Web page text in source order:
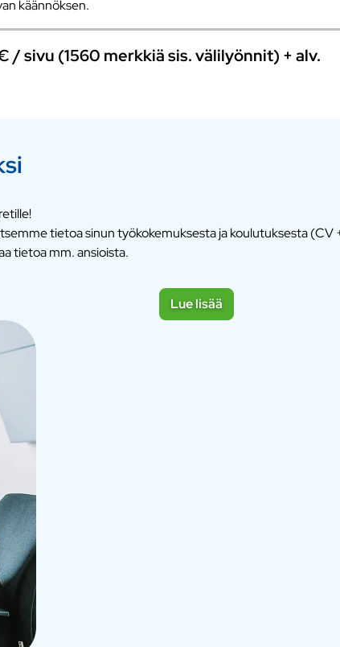
käännöksen.
/ sivu (1560 merkkiä sis. välilyönnit) + alv.
tietoa sinun työkokemuksesta ja koulutuksesta
tietoa mm. ansioista.
Lue lisää